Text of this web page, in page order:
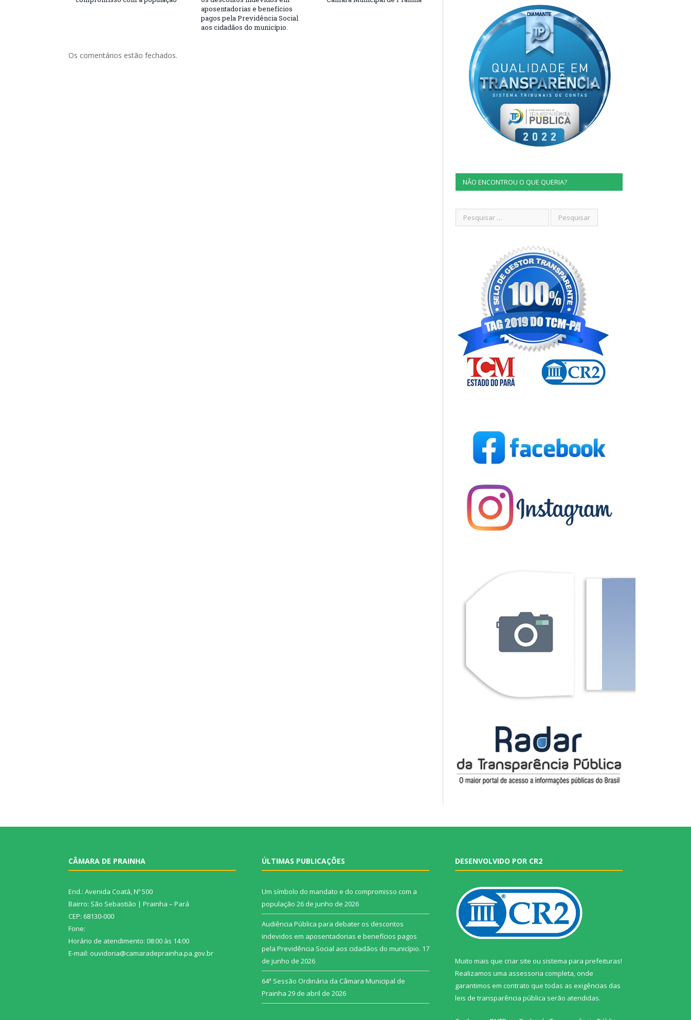
aposentadorias e benefícios
pagos pela Previdência Social
aos cidadãos do município.
Os comentários estão fechados.
NÃO ENCONTROU O QUE QUERIA?
CÂMARA DE PRAINHA
End.: Avenida Coatá, Nº 500
Bairro: São Sebastião | Prainha – Pará
CEP: 68130-000
Fone:
Horário de atendimento: 08:00 às 14:00
E-mail: ouvidoria@camaradeprainha.pa.gov.br
ÚLTIMAS PUBLICAÇÕES
Um símbolo do mandato e do compromisso com a
população 26 de junho de 2026
Audiência Pública para debater os descontos
indevidos em aposentadorias e benefícios pagos
pela Previdência Social aos cidadãos do município. 17
de junho de 2026
64ª Sessão Ordinária da Câmara Municipal de
Prainha 29 de abril de 2026
DESENVOLVIDO POR CR2
Muito mais que criar site ou sistema para prefeituras!
Realizamos uma assessoria completa, onde
garantimos em contrato que todas as exigências das
leis de transparência pública serão atendidas.